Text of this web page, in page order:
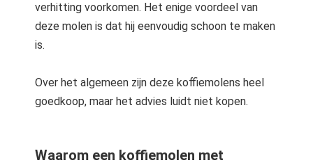
verhitting voorkomen. Het enige voordeel van
deze molen is dat hij eenvoudig schoon te maken
is.
Over het algemeen zijn deze koffiemolens heel
goedkoop, maar het advies luidt niet kopen.
Waarom een koffiemolen met